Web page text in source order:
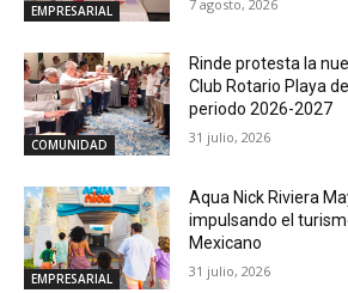
EMPRESARIAL 7 agosto, 2026
COMUNIDAD
Rinde protesta la
Club Rotario Playa
periodo 2026-2027
31 julio, 2026
EMPRESARIAL
Aqua Nick Riviera
impulsando el
Mexicano
31 julio, 2026